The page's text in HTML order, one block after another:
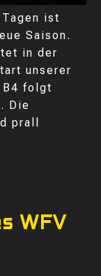
ist
Saison.
in der
unserer
folgt
Die
prall
WFV